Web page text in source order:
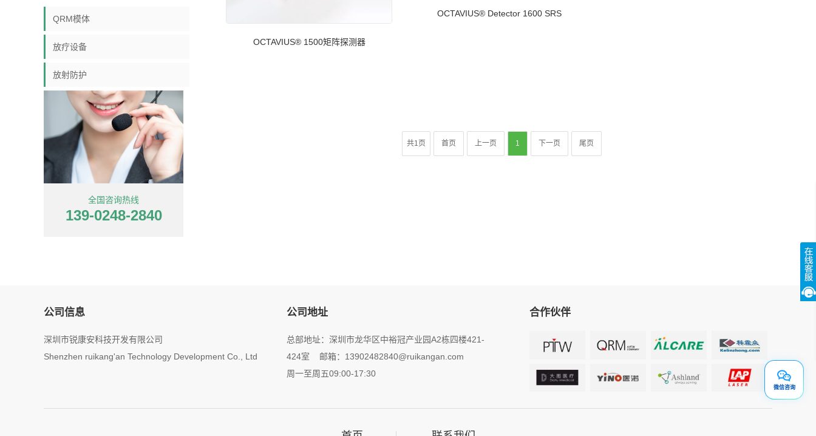
QRM模体
放疗设备
放射防护
全国咨询热线
139-0248-2840
OCTAVIUS® 1500矩阵探测器
OCTAVIUS® Detector 1600 SRS
共1页 首页 上一页 1 下一页 尾页
公司信息
深圳市锐康安科技开发有限公司
Shenzhen ruikang'an Technology Development Co., Ltd
公司地址
总部地址：深圳市龙华区中裕冠产业园A2栋四楼421-
424室 邮箱：13902482840@ruikangan.com
周一至周五09:00-17:30
合作伙伴
微信咨询